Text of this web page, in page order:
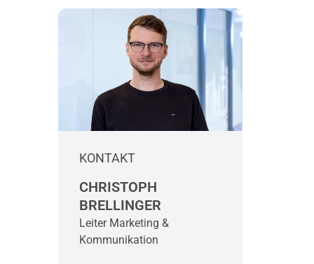
KONTAKT
CHRISTOPH
BRELLINGER
Leiter Marketing &
Kommunikation